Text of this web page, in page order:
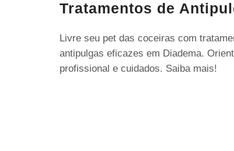
Tratamentos de
Livre seu pet das coceiras com
antipulgas eficazes em Diadema.
profissional e cuidados. Saiba mais!